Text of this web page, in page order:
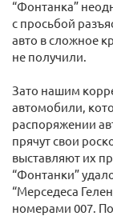
“Фонтанка”
с просьбой
авто в сложное
не получили.
Зато нашим
автомобили,
распоряжении
прячут свои
выставляют их
“Фонтанки”
“Мерседеса
номерами 007.